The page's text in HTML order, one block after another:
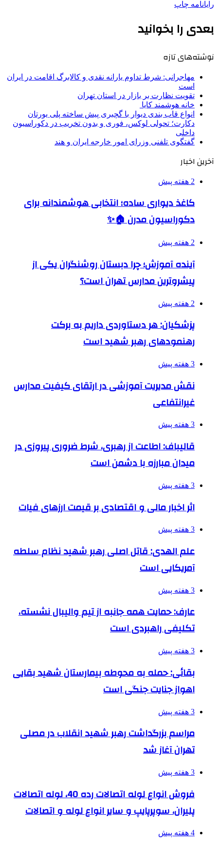
رایانامه چاپ
بعدی را بخوانید
نوشته‌های تازه
مهاجرانی: شرط تداوم یارانه نقدی و کالابرگ اقامت در ایران
است
تقویت نظارت بر بازار در استان تهران
خانه هوشمند کایا
انواع قاب بندی دیوار با گچبری پیش ساخته پلی یورتان
دکارت؛ تحولی لوکس، فوری و بدون تخریب در دکوراسیون
داخلی
گفتگوی تلفنی وزرای امور خارجه ایران و هند
آخرین اخبار
2 هفته پیش
کاغذ دیواری ساده؛ انتخابی هوشمندانه برای
دکوراسیون مدرن 🏠✨
2 هفته پیش
آینده آموزش؛ چرا دبستان روشنگران یکی از
پیشروترین مدارس تهران است؟
2 هفته پیش
پزشکیان: هر دستاوردی داریم به برکت
رهنمودهای رهبر شهید است
3 هفته پیش
نقش مدیریت آموزشی در ارتقای کیفیت مدارس
غیرانتفاعی
3 هفته پیش
قالیباف: اطاعت از رهبری، شرط ضروری پیروزی در
میدان مبارزه با دشمن است
3 هفته پیش
اثر اخبار مالی و اقتصادی بر قیمت ارزهای فیات
3 هفته پیش
علم الهدی: قاتل اصلی رهبر شهید نظام سلطه
آمریکایی است
3 هفته پیش
عارف: حمایت همه جانبه از تیم والیبال نشسته،
تکلیفی راهبردی است
3 هفته پیش
بقائی: حمله به محوطه بیمارستان شهید بقایی
اهواز جنایت جنگی است
3 هفته پیش
مراسم بزرگداشت رهبر شهید انقلاب در مصلی
تهران آغاز شد
3 هفته پیش
فروش انواع لوله اتصالات رده 40، لوله اتصالات
پلیران، سوپرپایپ و سایر انواع لوله و اتصالات
4 هفته پیش